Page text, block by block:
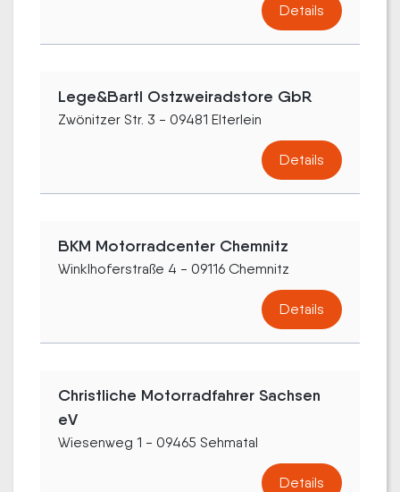
Details
Lege&Bartl Ostzweiradstore GbR
Zwönitzer Str. 3 - 09481 Elterlein
Details
BKM Motorradcenter Chemnitz
Winklhoferstraße 4 - 09116 Chemnitz
Details
Christliche Motorradfahrer Sachsen
eV
Wiesenweg 1 - 09465 Sehmatal
Details